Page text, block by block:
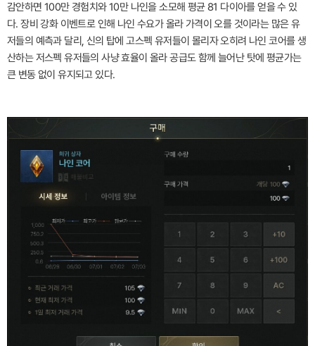
감안하면 100만 경험치와 10만 나인을 소모해 평균 81 다이아를 얻을 수 있
다. 장비 강화 이벤트로 인해 나인 수요가 올라 가격이 오를 것이라는 많은 유
저들의 예측과 달리, 신의 탑에 고스펙 유저들이 몰리자 오히려 나인 코어를 생
산하는 저스펙 유저들의 사냥 효율이 올라 공급도 함께 늘어난 탓에 평균가는
큰 변동 없이 유지되고 있다.